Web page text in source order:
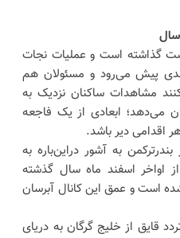
سال
گذاشته است و عملیات نجات
پیش می‌رود و مسئولان هم
مشاهدات ساکنان نزدیک به
می‌دهد؛ ابعادی از یک فاجعه
اقدامی دیر باشد.
به آشور دراین‌باره به
اواخر اسفند ماه سال گذشته
است و عمق این کانال آبرسان
قایق از خلیج گرگان به دریای